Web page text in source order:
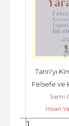
Tanrı'yı
Felsefe ve
Işığında
Sami
İnsan